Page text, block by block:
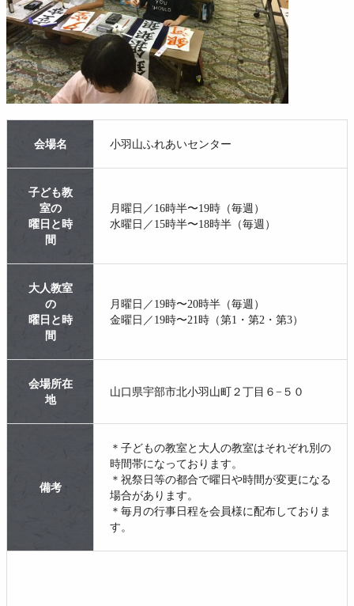
会場名 小羽山ふれあいセンター
子ども教
室の
曜日と時
間
月曜日／16時半〜19時（毎週）
水曜日／15時半〜18時半（毎週）
大人教室
の
曜日と時
間
月曜日／19時〜20時半（毎週）
金曜日／19時〜21時（第1・第2・第3）
会場所在
地
山口県宇部市北小羽山町２丁目６−５０
備考
＊子どもの教室と大人の教室はそれぞれ別の
時間帯になっております。
＊祝祭日等の都合で曜日や時間が変更になる
場合があります。
＊毎月の行事日程を会員様に配布しておりま
す。